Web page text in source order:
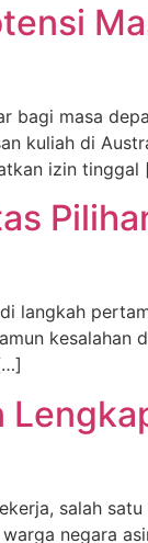
bagi masa
kuliah di
izin tinggal
langkah
kesalahan
salah
negara